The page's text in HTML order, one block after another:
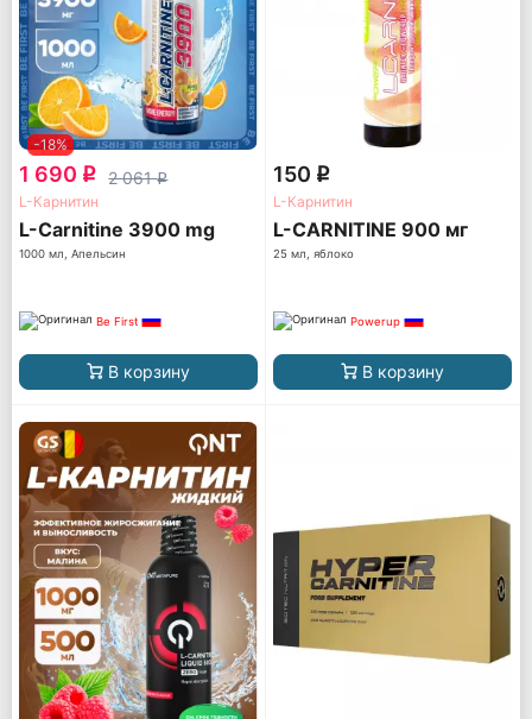
-18%
1 690 q 2 061q
L-Карнитин
L-Carnitine 3900 mg
1000 мл, Апельсин
Be First
В корзину
150 q
L-Карнитин
L-CARNITINE 900 мг
25 мл, яблоко
Powerup
В корзину